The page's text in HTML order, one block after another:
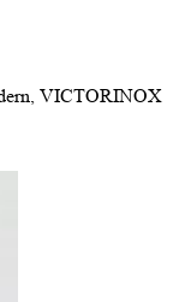
VICTORINOX